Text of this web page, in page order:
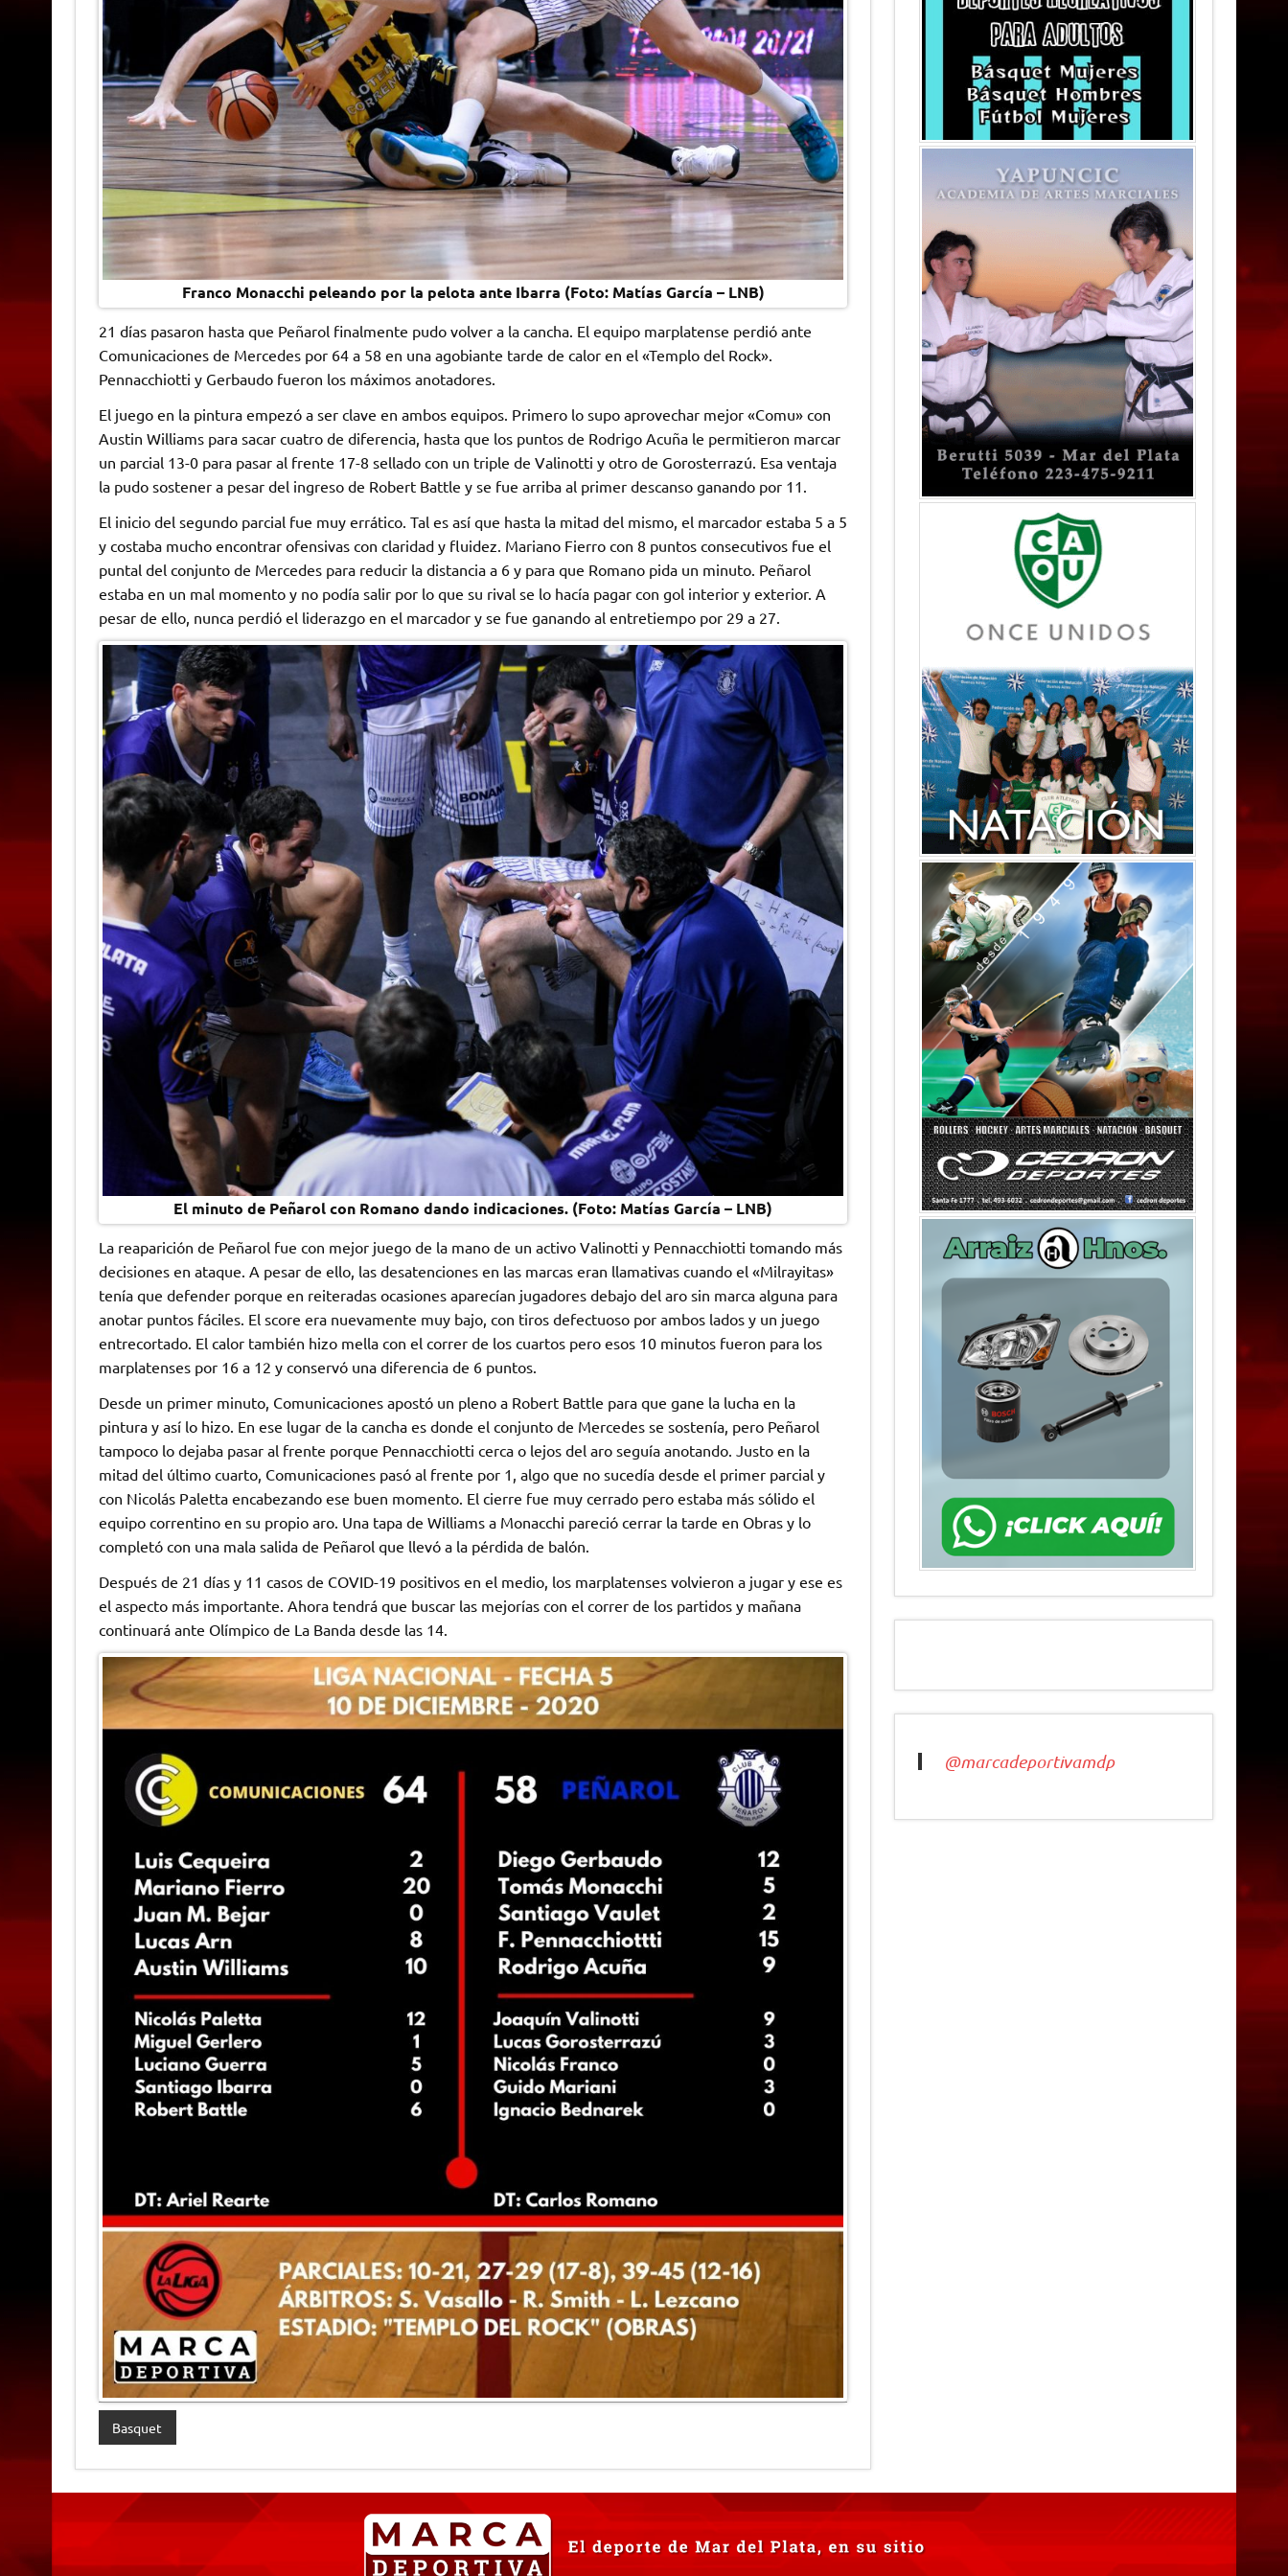
Franco Monacchi peleando por la pelota ante Ibarra (Foto: Matías García – LNB)
21 días pasaron hasta que Peñarol finalmente pudo volver a la cancha. El equipo marplatense perdió ante
Comunicaciones de Mercedes por 64 a 58 en una agobiante tarde de calor en el «Templo del Rock».
Pennacchiotti y Gerbaudo fueron los máximos anotadores.
El juego en la pintura empezó a ser clave en ambos equipos. Primero lo supo aprovechar mejor «Comu» con
Austin Williams para sacar cuatro de diferencia, hasta que los puntos de Rodrigo Acuña le permitieron marcar
un parcial 13-0 para pasar al frente 17-8 sellado con un triple de Valinotti y otro de Gorosterrazú. Esa ventaja
la pudo sostener a pesar del ingreso de Robert Battle y se fue arriba al primer descanso ganando por 11.
El inicio del segundo parcial fue muy errático. Tal es así que hasta la mitad del mismo, el marcador estaba 5 a 5
y costaba mucho encontrar ofensivas con claridad y fluidez. Mariano Fierro con 8 puntos consecutivos fue el
puntal del conjunto de Mercedes para reducir la distancia a 6 y para que Romano pida un minuto. Peñarol
estaba en un mal momento y no podía salir por lo que su rival se lo hacía pagar con gol interior y exterior. A
pesar de ello, nunca perdió el liderazgo en el marcador y se fue ganando al entretiempo por 29 a 27.
El minuto de Peñarol con Romano dando indicaciones. (Foto: Matías García – LNB)
La reaparición de Peñarol fue con mejor juego de la mano de un activo Valinotti y Pennacchiotti tomando más
decisiones en ataque. A pesar de ello, las desatenciones en las marcas eran llamativas cuando el «Milrayitas»
tenía que defender porque en reiteradas ocasiones aparecían jugadores debajo del aro sin marca alguna para
anotar puntos fáciles. El score era nuevamente muy bajo, con tiros defectuoso por ambos lados y un juego
entrecortado. El calor también hizo mella con el correr de los cuartos pero esos 10 minutos fueron para los
marplatenses por 16 a 12 y conservó una diferencia de 6 puntos.
Desde un primer minuto, Comunicaciones apostó un pleno a Robert Battle para que gane la lucha en la
pintura y así lo hizo. En ese lugar de la cancha es donde el conjunto de Mercedes se sostenía, pero Peñarol
tampoco lo dejaba pasar al frente porque Pennacchiotti cerca o lejos del aro seguía anotando. Justo en la
mitad del último cuarto, Comunicaciones pasó al frente por 1, algo que no sucedía desde el primer parcial y
con Nicolás Paletta encabezando ese buen momento. El cierre fue muy cerrado pero estaba más sólido el
equipo correntino en su propio aro. Una tapa de Williams a Monacchi pareció cerrar la tarde en Obras y lo
completó con una mala salida de Peñarol que llevó a la pérdida de balón.
Después de 21 días y 11 casos de COVID-19 positivos en el medio, los marplatenses volvieron a jugar y ese es
el aspecto más importante. Ahora tendrá que buscar las mejorías con el correr de los partidos y mañana
continuará ante Olímpico de La Banda desde las 14.
Basquet
@marcadeportivamdp